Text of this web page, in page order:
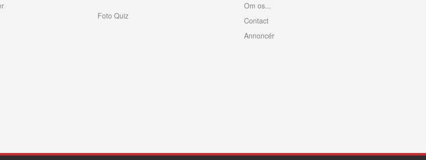
Foto Quiz
Om os...
Contact
Annoncér